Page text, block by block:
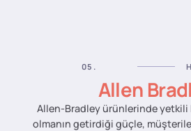
05.
Allen
Allen-Bradley ürünlerinde
olmanın getirdiği güçle,